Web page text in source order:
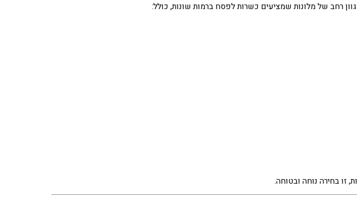
רחב של מלונות שמציעים כשרות לפסח ברמות שונות, כולל:
זו בחירה נוחה ובטוחה.